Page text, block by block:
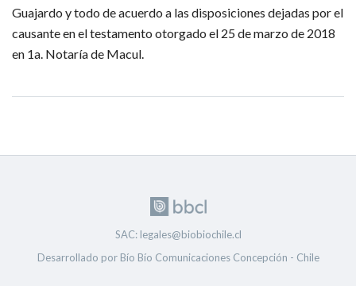
Guajardo y todo de acuerdo a las disposiciones dejadas por el
causante en el testamento otorgado el 25 de marzo de 2018
en 1a. Notaría de Macul.
SAC: legales@biobiochile.cl
Desarrollado por Bío Bío Comunicaciones Concepción - Chile